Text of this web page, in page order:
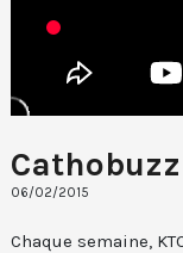
06/02/2015
Chaque semaine,